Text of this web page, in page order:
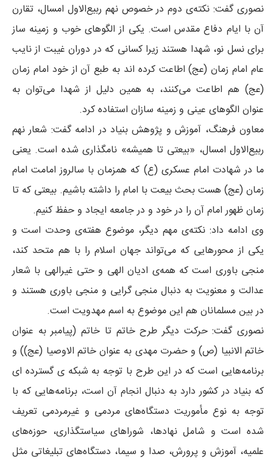
نصوری گفت: نکته‌ی دوم در خصوص نهم ربیع‌الاول امسال، تقارن
آن با ایام دفاع مقدس است. یکی از الگوهای خوب و زمینه ساز
برای نسل نو، شهدا هستند زیرا کسانی که در دوران غیبت از نایب
عام امام زمان (عج) اطاعت کرده اند به طبع آن از خود امام زمان
(عج) هم اطاعت می‌کنند، به همین دلیل از شهدا می‌توان به
عنوان الگوهای عینی و زمینه سازان استفاده کرد.
معاون فرهنگ، آموزش و پژوهش بنیاد در ادامه گفت: شعار نهم
ربیع‌الاول امسال، «بیعتی تا همیشه» نامگذاری شده است. یعنی
ما در شهادت امام عسکری (ع) که همزمان با سالروز امامت امام
زمان (عج) هست بحث بیعت با امام را داشته باشیم. بیعتی که تا
زمان ظهور امام آن را در خود و در جامعه ایجاد و حفظ کنیم.
وی ادامه داد: نکته‌ی مهم دیگر، موضوع هفته‌ی وحدت است و
یکی از محورهایی که می‌تواند جهان اسلام را با هم متحد کند،
منجی باوری است که همه‌ی ادیان الهی و حتی غیرالهی با شعار
عدالت و معنویت به دنبال منجی گرایی و منجی باوری هستند و
در بین مسلمانان هم این موضوع به اسم مهدویت است.
نصوری گفت: حرکت دیگر طرح خاتم تا خاتم (پیامبر به عنوان
خاتم الانبیا (ص) و حضرت مهدی به عنوان خاتم الاوصیا (عج)) و
برنامه‌هایی است که در این طرح با توجه به شبکه ی گسترده ای
که بنیاد در کشور دارد به دنبال انجام آن است، برنامه‌هایی که با
توجه به نوع مأموریت دستگاه‌های مردمی و غیرمردمی تعریف
شده است و شامل نهادها، شوراهای سیاستگذاری، حوزه‌های
علمیه، آموزش و پرورش، صدا و سیما، دستگاه‌های تبلیغاتی مثل